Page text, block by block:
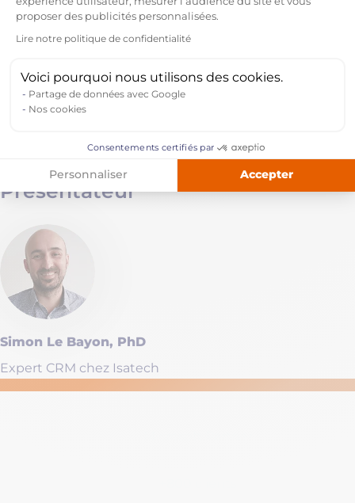
Le nouveau tableau de bord de pilotage des
opportunités commerciales
directement accessible depuis Outlookcopilote
outlook
Session questions / réponses
Regarder le replay
Présentateur
Simon Le Bayon, PhD
Expert CRM chez Isatech
INTÉGRATEUR DES SOLUTIONS MICROSOFT
proposer des publicités personnalisées.
Lire notre politique de confidentialité
Voici pourquoi nous utilisons des cookies.
Partage de données avec Google
Nos cookies
Consentements certifiés par
Personnaliser Accepter
Axeptio consent